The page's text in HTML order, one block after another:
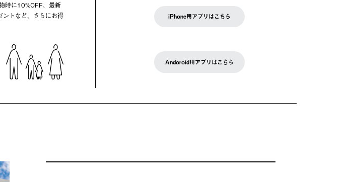
時に10%OFF、最新
ントなど、さらにお得
iPhone用アプリはこちら
Andoroid用アプリはこちら